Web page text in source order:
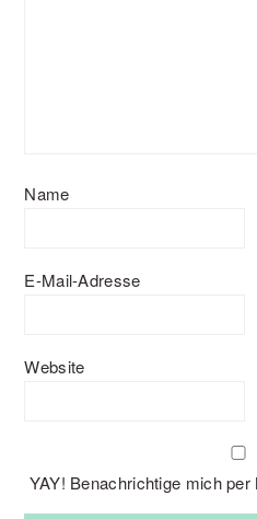
Name
E-Mail-Adresse
Website
YAY! Benachrichtige mich